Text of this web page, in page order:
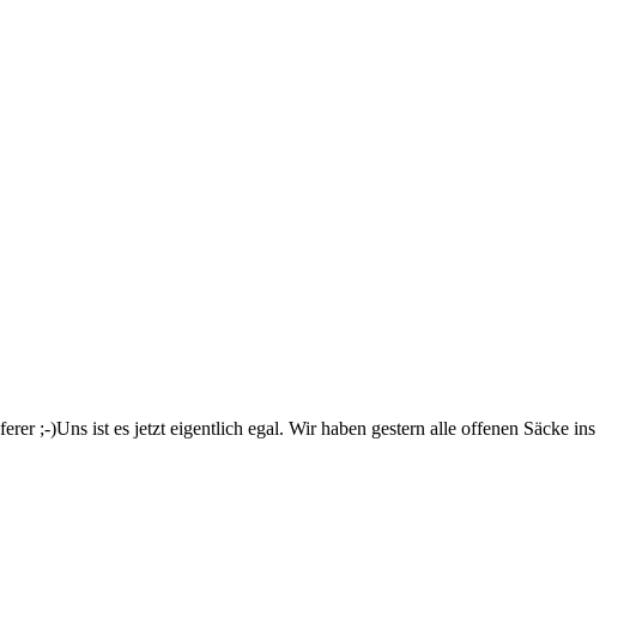
;-)Uns ist es jetzt eigentlich egal. Wir haben gestern alle offenen Säcke ins